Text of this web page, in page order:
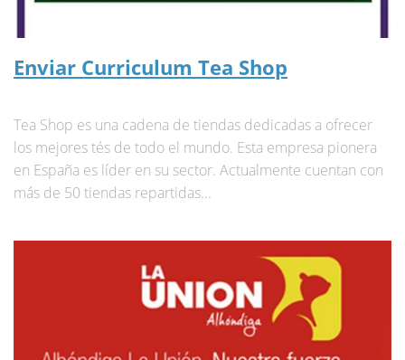
Enviar Curriculum Tea Shop
Tea Shop es una cadena de tiendas dedicadas a ofrecer
los mejores tés de todo el mundo. Esta empresa pionera
en España es líder en su sector. Actualmente cuentan con
más de 50 tiendas repartidas...